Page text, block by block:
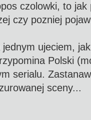
czolowki, to
czy pozniej
jednym ujeciem,
Polski
serialu.
sceny...